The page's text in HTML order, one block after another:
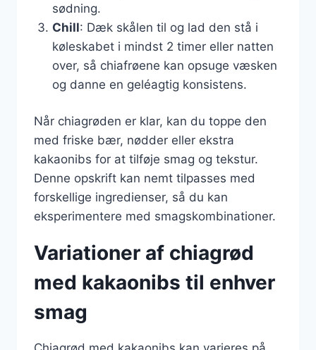
sødning.
Chill: Dæk skålen til og lad den stå i
køleskabet i mindst 2 timer eller natten
over, så chiafrøene kan opsuge væsken
og danne en geléagtig konsistens.
Når chiagrøden er klar, kan du toppe den
med friske bær, nødder eller ekstra
kakaonibs for at tilføje smag og tekstur.
Denne opskrift kan nemt tilpasses med
forskellige ingredienser, så du kan
eksperimentere med smagskombinationer.
Variationer af chiagrød
med kakaonibs til enhver
smag